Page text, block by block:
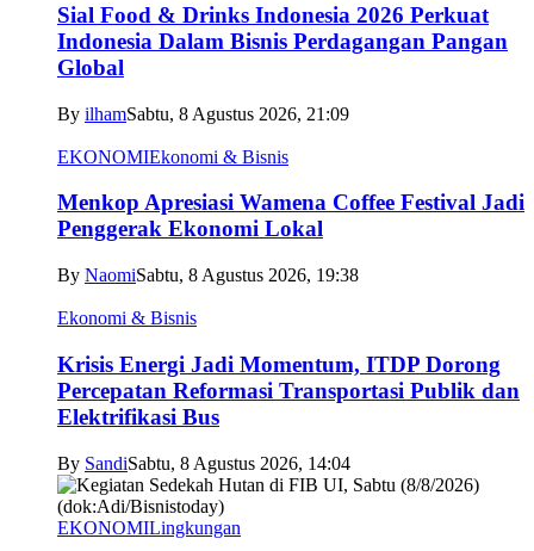
Sial Food & Drinks Indonesia 2026 Perkuat
Indonesia Dalam Bisnis Perdagangan Pangan
Global
By ilhamSabtu, 8 Agustus 2026, 21:09
EKONOMIEkonomi & Bisnis
Menkop Apresiasi Wamena Coffee Festival Jadi
Penggerak Ekonomi Lokal
By NaomiSabtu, 8 Agustus 2026, 19:38
Ekonomi & Bisnis
Krisis Energi Jadi Momentum, ITDP Dorong
Percepatan Reformasi Transportasi Publik dan
Elektrifikasi Bus
By SandiSabtu, 8 Agustus 2026, 14:04
EKONOMILingkungan